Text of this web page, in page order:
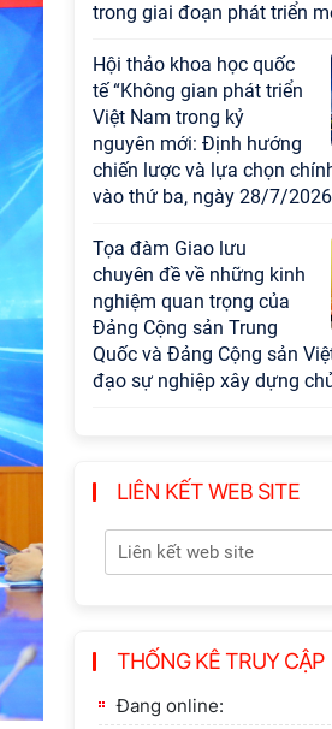
trong giai đoạn phát triển
Hội thảo khoa học quốc
tế “Không gian phát triển
Việt Nam trong kỷ
nguyên mới: Định hướng
chiến lược và lựa chọn
vào thứ ba, ngày 28/7/2026
Tọa đàm Giao lưu
chuyên đề về những kinh
nghiệm quan trọng của
Đảng Cộng sản Trung
Quốc và Đảng Cộng sản
đạo sự nghiệp xây dựng
Việt Nam làm việc với
Chương trình khoa học và
điểm cấp Bộ
tế Việt Nam 6 tháng đầu
năm 2026: Thách thức,
động lực và triển vọng
phát triển"
LIÊN KẾT WEB SITE
THỐNG KÊ TRUY CẬP
Đang online: